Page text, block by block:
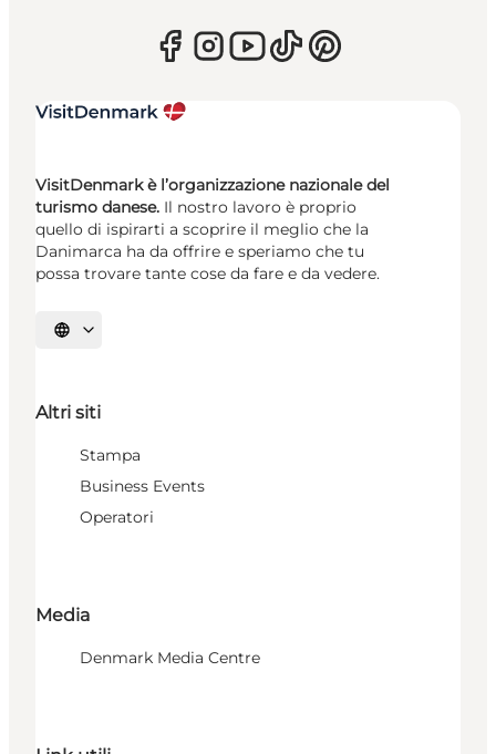
VisitDenmark è l’organizzazione nazionale del
turismo danese. Il nostro lavoro è proprio
quello di ispirarti a scoprire il meglio che la
Danimarca ha da offrire e speriamo che tu
possa trovare tante cose da fare e da vedere.
Seleziona la lingua
Altri siti
Stampa
Business Events
Operatori
Media
Denmark Media Centre